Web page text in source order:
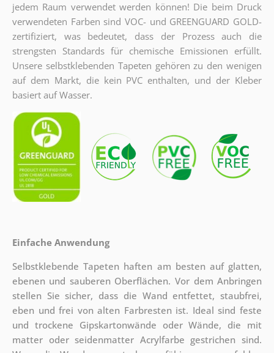
jedem Raum verwendet werden können! Die beim Druck
verwendeten Farben sind VOC- und GREENGUARD GOLD-
zertifiziert, was bedeutet, dass der Prozess auch die
strengsten Standards für chemische Emissionen erfüllt.
Unsere selbstklebenden Tapeten gehören zu den wenigen
auf dem Markt, die kein PVC enthalten, und der Kleber
basiert auf Wasser.
Einfache Anwendung
Selbstklebende Tapeten haften am besten auf glatten,
ebenen und sauberen Oberflächen. Vor dem Anbringen
stellen Sie sicher, dass die Wand entfettet, staubfrei,
eben und frei von alten Farbresten ist. Ideal sind feste
und trockene Gipskartonwände oder Wände, die mit
matter oder seidenmatter Acrylfarbe gestrichen sind.